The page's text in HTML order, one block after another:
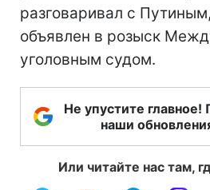
разговаривал с
объявлен в розыск
уголовным судом.
Не упустите
наши
Или читайте нас там,